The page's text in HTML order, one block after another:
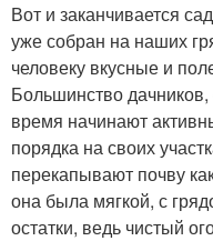
Вот и заканчивается
уже собран на наших
человеку вкусные и
Большинство
время начинают
порядка на своих
перекапывают почву
она была мягкой, с
остатки, ведь чистый